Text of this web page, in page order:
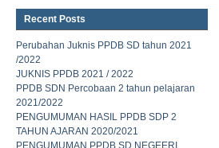
Recent Posts
Perubahan Juknis PPDB SD tahun 2021
/2022
JUKNIS PPDB 2021 / 2022
PPDB SDN Percobaan 2 tahun pelajaran
2021/2022
PENGUMUMAN HASIL PPDB SDP 2
TAHUN AJARAN 2020/2021
PENGUMUMAN PPDB SD NEGEERI